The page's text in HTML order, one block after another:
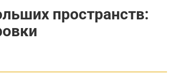
пространств: